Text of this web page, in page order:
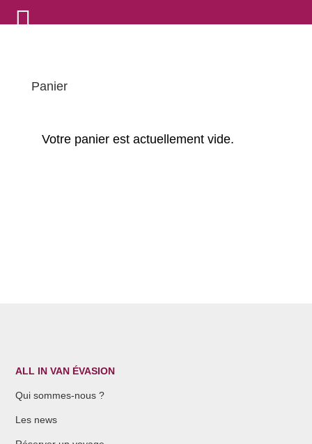
Panier
Votre panier est actuellement vide.
ALL IN VAN ÉVASION
Qui sommes-nous ?
Les news